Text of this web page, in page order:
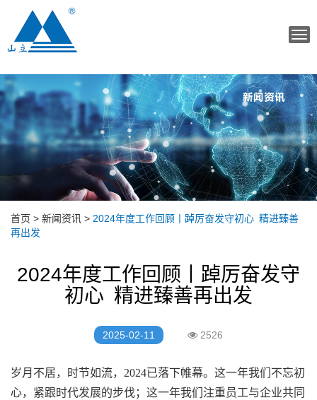
首页 > 新闻资讯 > 2024年度工作回顾丨踔厉奋发守初心 精进臻善
再出发
2024年度工作回顾丨踔厉奋发守
初心 精进臻善再出发
2025-02-11 2526
岁月不居，时节如流，2024已落下帷幕。这一年我们不忘初
心，紧跟时代发展的步伐；这一年我们注重员工与企业共同